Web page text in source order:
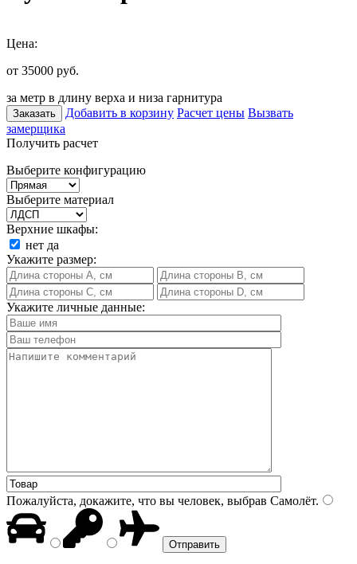
Цена:
от 35000 руб.
за метр в длину верха и низа гарнитура
Заказать Добавить в корзину Расчет цены Вызвать
замерщика
Получить расчет
Выберите конфигурацию
Выберите материал
Верхние шкафы:
нет да
Укажите размер:
Укажите личные данные:
Пожалуйста, докажите, что вы человек, выбрав Самолёт.